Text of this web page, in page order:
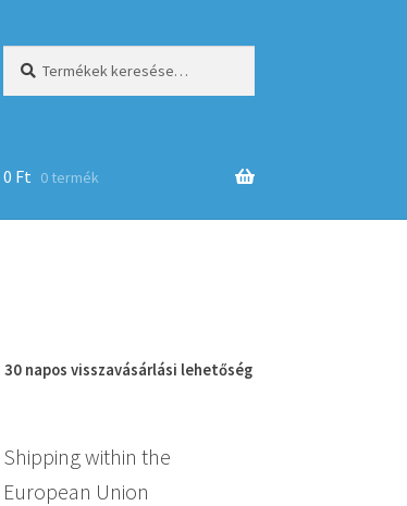
0 Ft 0 termék
30 napos visszavásárlási lehetőség
Shipping within the
European Union